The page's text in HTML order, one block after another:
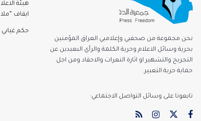
نحن مجموعة من صحفيي وإعلاميي العراق المؤمنين
بحرية وسائل الاعلام وحرية الكلمة والرأي البعيدين عن
التجريح والتشهير او اثارة النعرات والاحقاد ومن اجل
حماية حرية التعبير .
تابعونا على وسائل التواصل الاجتماعي:
هيئة
ايقاف “ملا
حكم